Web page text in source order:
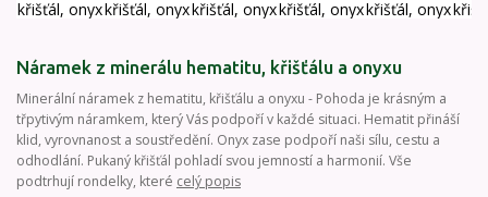
Náramek z minerálu hematitu, křišťálu a onyxu
Minerální náramek z hematitu, křišťálu a onyxu - Pohoda je krásným a
třpytivým náramkem, který Vás podpoří v každé situaci. Hematit přináší
klid, vyrovnanost a soustředění. Onyx zase podpoří naši sílu, cestu a
odhodlání. Pukaný křišťál pohladí svou jemností a harmonií. Vše
podtrhují rondelky, které celý popis